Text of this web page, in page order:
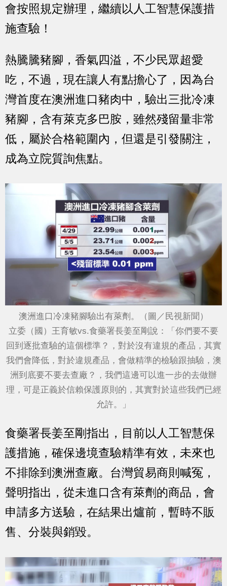
會按照規定辦理，繼續以人工智慧保護措
施查驗！
熱騰騰豬腳，香氣四溢，不少民眾超愛
吃，不過，現在讓人有點擔心了，因為台
灣首度在澳洲進口豬肉中，驗出三批冷凍
豬腳，含有萊克多巴胺，雖然殘留量非常
低，屬於合格範圍內，但還是引發關注，
成為立院質詢焦點。
澳洲進口冷凍豬腳驗出有萊劑。（圖／民視新聞）
立委（國）王育敏vs.食藥署長姜至剛說：「你們要不要
回到逐批查驗的這個標準？，對於沒有違規的產品，其實
我們會降低，對於違規產品，會做精準的檢驗跟抽驗，澳
洲到底要不要去查廠？，我們這邊可以進一步的去做辦
理，可是正義於信賴保護原則的，其實對於這些我們已經
允許。」
食藥署長姜至剛指出，目前以人工智慧保
護措施，確保邊境查驗精準有效，未來也
不排除到澳洲查廠。台灣貿易商則喊冤，
聲明指出，從未進口含有萊劑的商品，會
申請多方送驗，在結果出爐前，暫時不販
售、分裝與銷毀。